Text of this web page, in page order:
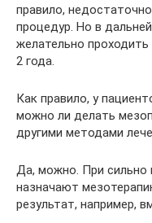
правило,
процедур. Но в
желательно
2 года.
Как правило, у
можно ли делать
другими методами
Да, можно. При сильно
назначают
результат, например,